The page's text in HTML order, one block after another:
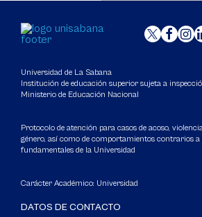
Universidad de La Sabana
Institución de educación superior sujeta a
Ministerio de Educación Nacional
Protocolo de atención para casos de acoso,
género, así como de comportamientos contrarios
fundamentales de la Universidad
Carácter Académico: Universidad
DATOS DE CONTACTO